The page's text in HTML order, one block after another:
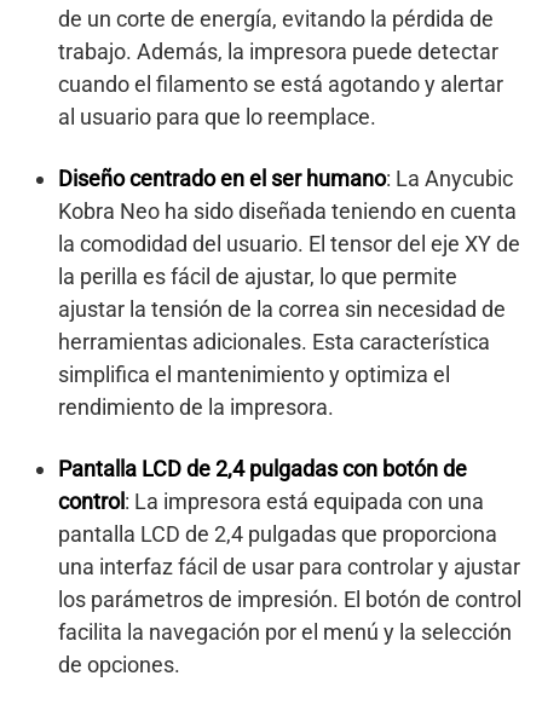
de un corte de energía, evitando la pérdida de
trabajo. Además, la impresora puede detectar
cuando el filamento se está agotando y alertar
al usuario para que lo reemplace.
Diseño centrado en el ser humano: La Anycubic
Kobra Neo ha sido diseñada teniendo en cuenta
la comodidad del usuario. El tensor del eje XY de
la perilla es fácil de ajustar, lo que permite
ajustar la tensión de la correa sin necesidad de
herramientas adicionales. Esta característica
simplifica el mantenimiento y optimiza el
rendimiento de la impresora.
Pantalla LCD de 2,4 pulgadas con botón de
control: La impresora está equipada con una
pantalla LCD de 2,4 pulgadas que proporciona
una interfaz fácil de usar para controlar y ajustar
los parámetros de impresión. El botón de control
facilita la navegación por el menú y la selección
de opciones.